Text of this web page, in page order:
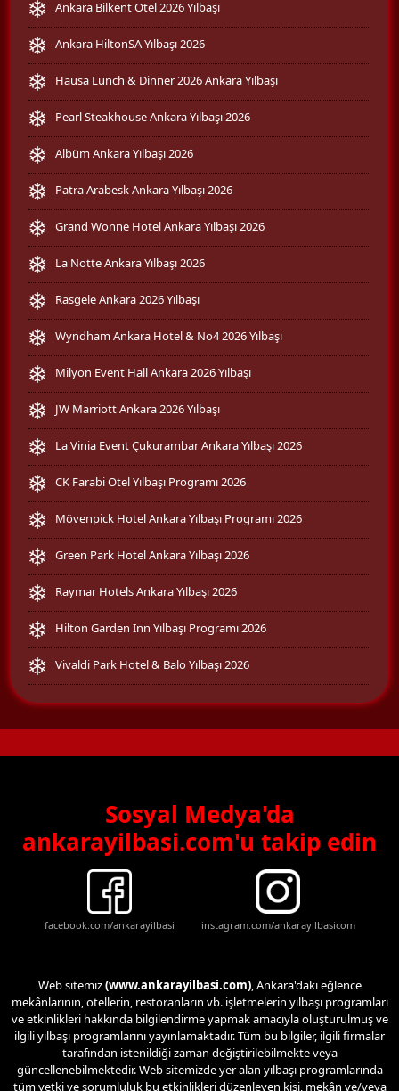
Ankara Bilkent Otel 2026 Yılbaşı
Ankara HiltonSA Yılbaşı 2026
Hausa Lunch & Dinner 2026 Ankara Yılbaşı
Pearl Steakhouse Ankara Yılbaşı 2026
Albüm Ankara Yılbaşı 2026
Patra Arabesk Ankara Yılbaşı 2026
Grand Wonne Hotel Ankara Yılbaşı 2026
La Notte Ankara Yılbaşı 2026
Rasgele Ankara 2026 Yılbaşı
Wyndham Ankara Hotel & No4 2026 Yılbaşı
Milyon Event Hall Ankara 2026 Yılbaşı
JW Marriott Ankara 2026 Yılbaşı
La Vinia Event Çukurambar Ankara Yılbaşı 2026
CK Farabi Otel Yılbaşı Programı 2026
Mövenpick Hotel Ankara Yılbaşı Programı 2026
Green Park Hotel Ankara Yılbaşı 2026
Raymar Hotels Ankara Yılbaşı 2026
Hilton Garden Inn Yılbaşı Programı 2026
Vivaldi Park Hotel & Balo Yılbaşı 2026
Sosyal Medya'da
ankarayilbasi.com'u takip edin
facebook.com/ankarayilbasi instagram.com/ankarayilbasicom
Web sitemiz(www.ankarayilbasi.com), Ankara'daki eğlence
mekânlarının, otellerin, restoranların vb. işletmelerin yılbaşı programları
ve etkinlikleri hakkında bilgilendirme yapmak amacıyla oluşturulmuş ve
ilgili yılbaşı programlarını yayınlamaktadır. Tüm bu bilgiler, ilgili firmalar
tarafından istenildiği zaman değiştirilebilmekte veya
güncellenebilmektedir. Web sitemizde yer alan yılbaşı programlarında
tüm yetki ve sorumluluk bu etkinlikleri düzenleyen kişi, mekân ve/veya